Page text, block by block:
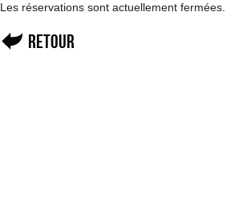
Les réservations sont actuellement fermées.
Retour